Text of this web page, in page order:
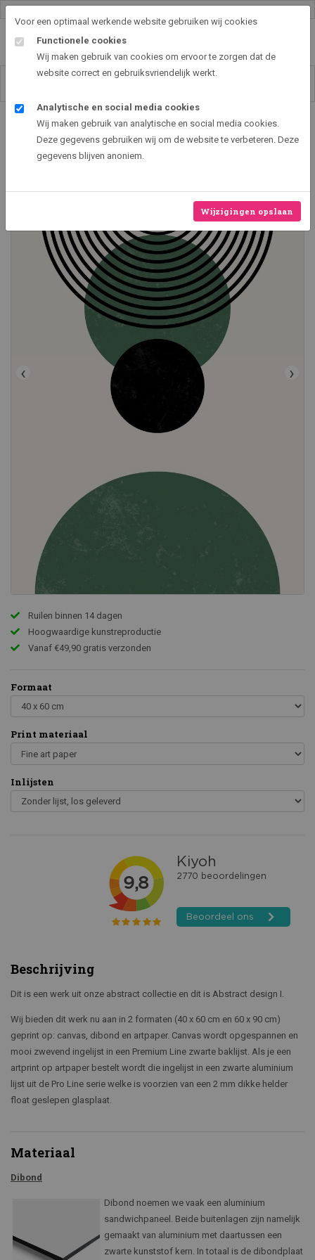
Voor een optimaal werkende website gebruiken wij cookies
Functionele cookies
Wij maken gebruik van cookies om ervoor te zorgen dat de
website correct en gebruiksvriendelijk werkt.
Analytische en social media cookies
Wij maken gebruik van analytische en social media cookies.
Deze gegevens gebruiken wij om de website te verbeteren. Deze
gegevens blijven anoniem.
Wijzigingen opslaan
Art2EXPO GallerySHOP - de leukste kunst cadeau ideeën
Abstract design I
‹ ›
Ruilen binnen 14 dagen
Hoogwaardige kunstreproductie
Vanaf €49,90 gratis verzonden
Formaat
Print materiaal
Inlijsten
Beschrijving
Dit is een werk uit onze abstract collectie en dit is Abstract design I.
Wij bieden dit werk nu aan in 2 formaten (40 x 60 cm en 60 x 90 cm)
geprint op: canvas, dibond en artpaper. Canvas wordt opgespannen en
mooi zwevend ingelijst in een Premium Line zwarte baklijst. Als je een
artprint op artpaper bestelt wordt die ingelijst in een zwarte aluminium
lijst uit de Pro Line serie welke is voorzien van een 2 mm dikke helder
float geslepen glasplaat.
Materiaal
Dibond
Dibond noemen we vaak een aluminium
sandwichpaneel. Beide buitenlagen zijn namelijk
gemaakt van aluminium met daartussen een
zwarte kunststof kern. In totaal is de dibondplaat